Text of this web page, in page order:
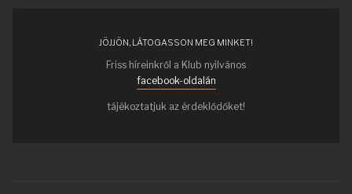
JÖJJÖN, LÁTOGASSON MEG MINKET!
Friss híreinkről a Klub nyilvános
facebook-oldalán
tájékoztatjuk az érdeklődőket!